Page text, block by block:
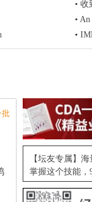
• 收
• An
•
批
【坛友专属】
掌握这个技能，